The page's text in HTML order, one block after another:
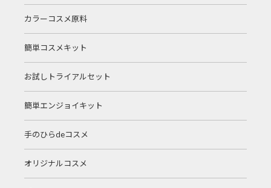
カラーコスメ原料
簡単コスメキット
お試しトライアルセット
簡単エンジョイキット
手のひらdeコスメ
オリジナルコスメ